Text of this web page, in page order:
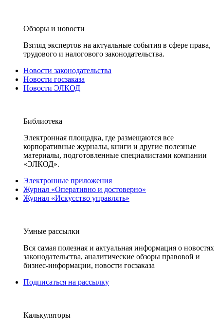
Обзоры и новости
Взгляд экспертов на актуальные события в сфере права,
трудового и налогового законодательства.
Новости законодательства
Новости госзаказа
Новости ЭЛКОД
Библиотека
Электронная площадка, где размещаются все
корпоративные журналы, книги и другие полезные
материалы, подготовленные специалистами компании
«ЭЛКОД».
Электронные приложения
Журнал «Оперативно и достоверно»
Журнал «Искусство управлять»
Умные рассылки
Вся самая полезная и актуальная информация о новостях
законодательства, аналитические обзоры правовой и
бизнес-информации, новости госзаказа
Подписаться на рассылку
Калькуляторы